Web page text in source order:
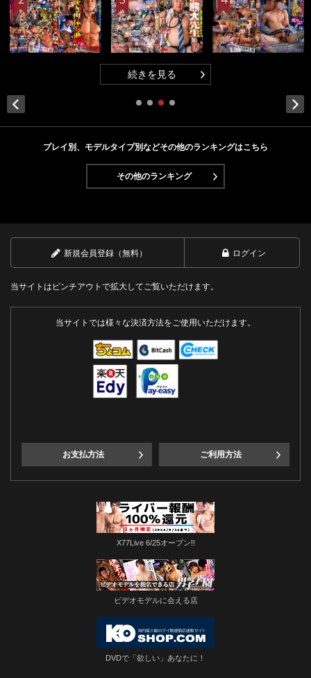
続きを見る
プレイ別、モデルタイプ別などその他のランキングはこちら
その他のランキング
新規会員登録（無料） ログイン
当サイトはピンチアウトで拡大してご覧いただけます。
当サイトでは様々な決済方法をご使用いただけます。
お支払方法 ご利用方法
X77Live 6/25オープン!!
ビデオモデルに会える店
DVDで「欲しい」あなたに！